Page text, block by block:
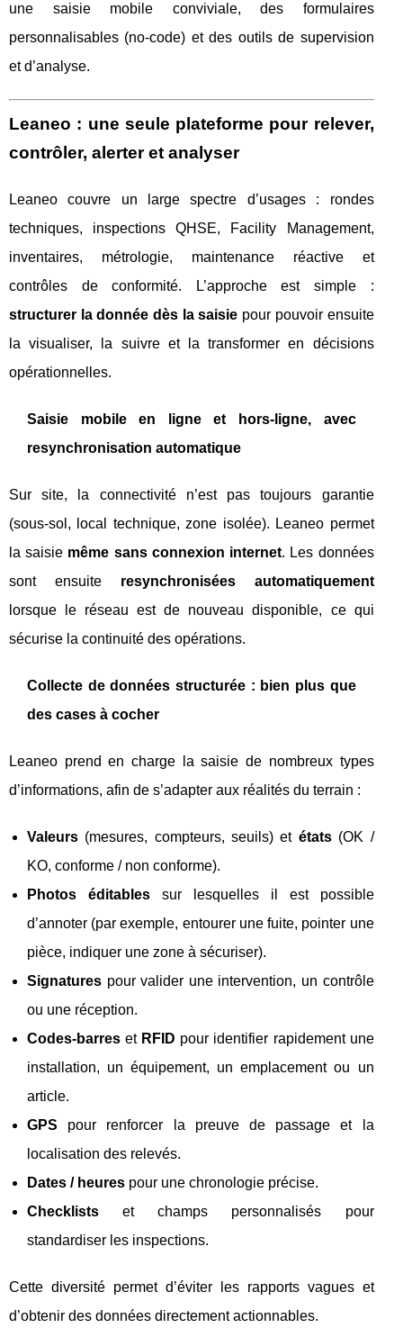
une saisie mobile conviviale, des formulaires
personnalisables (no‑code) et des outils de supervision
et d’analyse.
Leaneo : une seule plateforme pour relever,
contrôler, alerter et analyser
Leaneo couvre un large spectre d’usages : rondes
techniques, inspections QHSE, Facility Management,
inventaires, métrologie, maintenance réactive et
contrôles de conformité. L’approche est simple :
structurer la donnée dès la saisie pour pouvoir ensuite
la visualiser, la suivre et la transformer en décisions
opérationnelles.
Saisie mobile en ligne et hors‑ligne, avec
resynchronisation automatique
Sur site, la connectivité n’est pas toujours garantie
(sous‑sol, local technique, zone isolée). Leaneo permet
la saisie même sans connexion internet. Les données
sont ensuite resynchronisées automatiquement
lorsque le réseau est de nouveau disponible, ce qui
sécurise la continuité des opérations.
Collecte de données structurée : bien plus que
des cases à cocher
Leaneo prend en charge la saisie de nombreux types
d’informations, afin de s’adapter aux réalités du terrain :
Valeurs (mesures, compteurs, seuils) et états(OK /
KO, conforme / non conforme).
Photos éditablessur lesquelles il est possible
d’annoter (par exemple, entourer une fuite, pointer une
pièce, indiquer une zone à sécuriser).
Signatures pour valider une intervention, un contrôle
ou une réception.
Codes‑barres et RFID pour identifier rapidement une
installation, un équipement, un emplacement ou un
article.
GPS pour renforcer la preuve de passage et la
localisation des relevés.
Dates / heures pour une chronologie précise.
Checklists et champs personnalisés pour
standardiser les inspections.
Cette diversité permet d’éviter les rapports vagues et
d’obtenir des données directement actionnables.